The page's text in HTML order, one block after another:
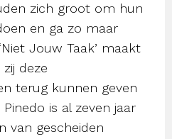
zich groot om hun
en ga zo maar
Jouw Taak’ maakt
deze
terug kunnen geven
is al zeven jaar
van gescheiden